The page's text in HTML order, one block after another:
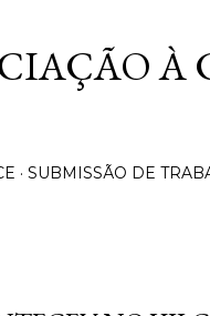
À
SUBMISSÃO DE